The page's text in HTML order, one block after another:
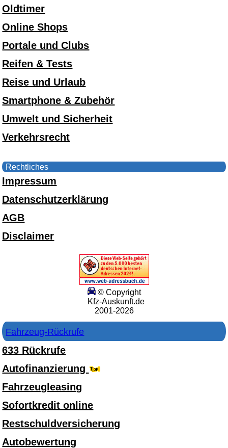
Oldtimer
Online Shops
Portale und Clubs
Reifen & Tests
Reise und Urlaub
Smartphone & Zubehör
Umwelt und Sicherheit
Verkehrsrecht
Rechtliches
Impressum
Datenschutzerklärung
AGB
Disclaimer
© Copyright
Kfz-Auskunft.de
2001-2026
Fahrzeug-Rückrufe
633 Rückrufe
Autofinanzierung
Fahrzeugleasing
Sofortkredit online
Restschuldversicherung
Autobewertung